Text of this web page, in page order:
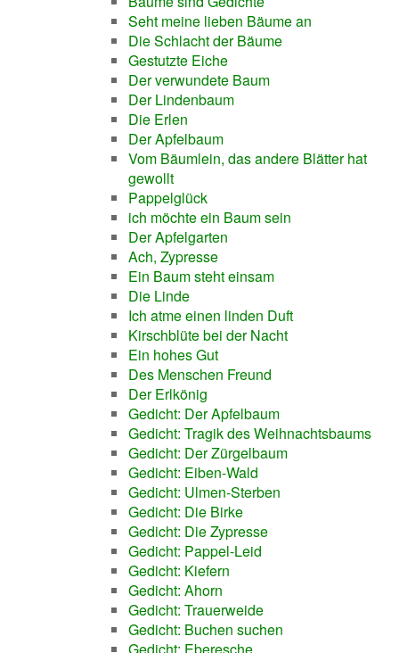
Seht meine lieben Bäume an
Die Schlacht der Bäume
Gestutzte Eiche
Der verwundete Baum
Der Lindenbaum
Die Erlen
Der Apfelbaum
Vom Bäumlein, das andere Blätter hat
gewollt
Pappelglück
ich möchte ein Baum sein
Der Apfelgarten
Ach, Zypresse
Ein Baum steht einsam
Die Linde
Ich atme einen linden Duft
Kirschblüte bei der Nacht
Ein hohes Gut
Des Menschen Freund
Der Erlkönig
Gedicht: Der Apfelbaum
Gedicht: Tragik des Weihnachtsbaums
Gedicht: Der Zürgelbaum
Gedicht: Eiben-Wald
Gedicht: Ulmen-Sterben
Gedicht: Die Birke
Gedicht: Die Zypresse
Gedicht: Pappel-Leid
Gedicht: Kiefern
Gedicht: Ahorn
Gedicht: Trauerweide
Gedicht: Buchen suchen
Gedicht: Eberesche